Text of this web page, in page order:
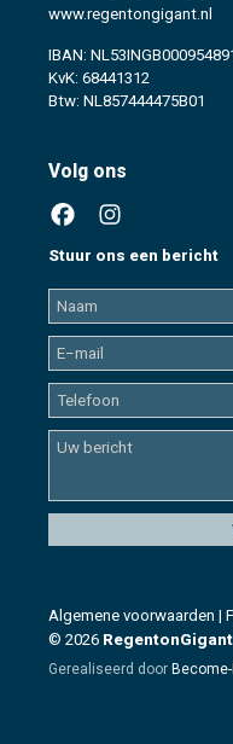
www.regentongigant.nl
IBAN:
KvK: 68441312
Btw: NL857444475B01
Volg ons
Stuur ons een bericht
Algemene voorwaarden |
© 2026 RegentonGigant
Gerealiseerd door